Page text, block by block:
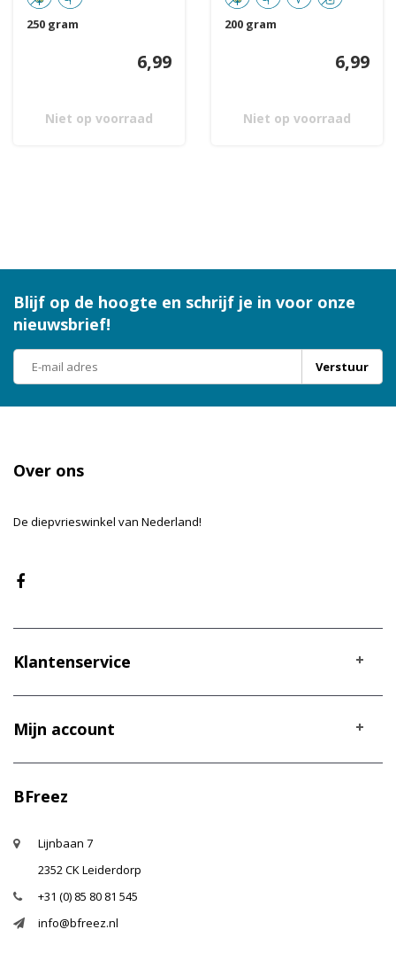
250 gram
6,99
Niet op voorraad
200 gram
6,99
Niet op voorraad
Blijf op de hoogte en schrijf je in voor onze
nieuwsbrief!
Verstuur
Over ons
De diepvrieswinkel van Nederland!
Klantenservice
Mijn account
BFreez
Lijnbaan 7
2352 CK Leiderdorp
+31 (0) 85 80 81 545
info@bfreez.nl